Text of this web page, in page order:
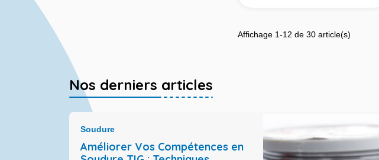
Affichage 1-12 de 30 article(s)
Nos derniers articles
Soudure
Améliorer Vos Compétences en